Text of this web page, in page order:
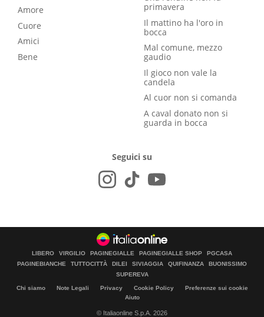
Amore
Cuore
Amici
Bene
primavera
Il mattino ha l'oro in
bocca
Mal comune, mezzo
gaudio
Il gioco non vale la
candela
Al cuor non si comanda
A caval donato non si
guarda in bocca
Seguici su
LIBERO VIRGILIO PAGINEGIALLE PAGINEGIALLE SHOP
PGCASA
PAGINEBIANCHE
TUTTOCITTÀ DILEI SIVIAGGIA QUIFINANZA
BUONISSIMO
SUPEREVA
Chi siamo Note Legali Privacy Cookie Policy
Preferenze sui cookie
Aiuto
© Italiaonline S.p.A. 2026